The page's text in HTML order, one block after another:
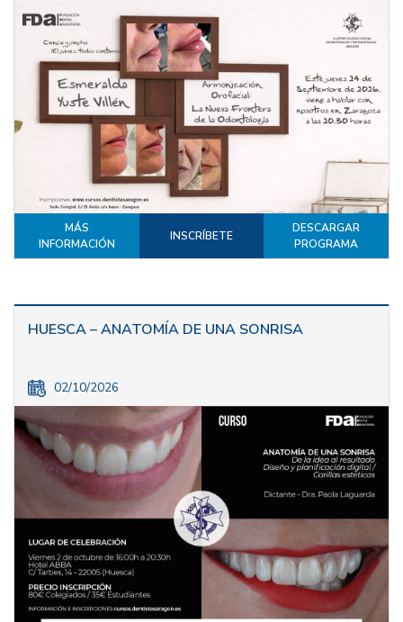
MÁS
INFORMACIÓN
INSCRÍBETE
DESCARGAR
PROGRAMA
HUESCA – ANATOMÍA DE UNA SONRISA
02/10/2026